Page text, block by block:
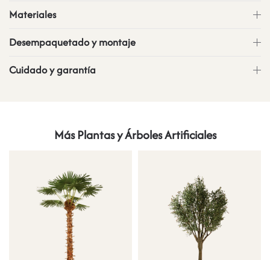
Materiales
Desempaquetado y montaje
Cuidado y garantía
Más Plantas y Árboles Artificiales